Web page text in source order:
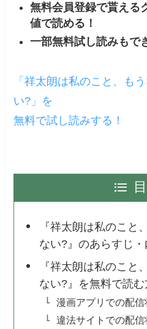
無料会員登録で貰える
値で読める！
一部無料試し読みもで
「祥太朗は私のこと、も
い?」を
無料で試し読みする！
『祥太朗は私のこと
ない?』のあらすじ
『祥太朗は私のこと
ない?』を無料で読
漫画アプリでの配信
違法サイトでの配信